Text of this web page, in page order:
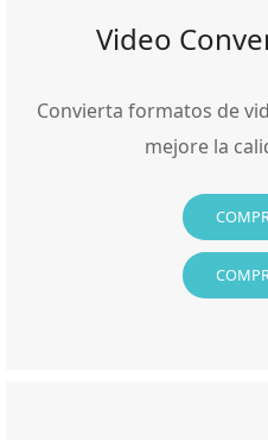
Video
Convierta formatos de
mejore la